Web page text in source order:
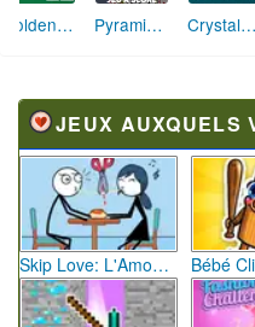
Gin Rummy (Rami) Little Witch Solitaire Last Spy Solitaire
JEUX AUXQUELS
Skip Love: L'Amour en Péril